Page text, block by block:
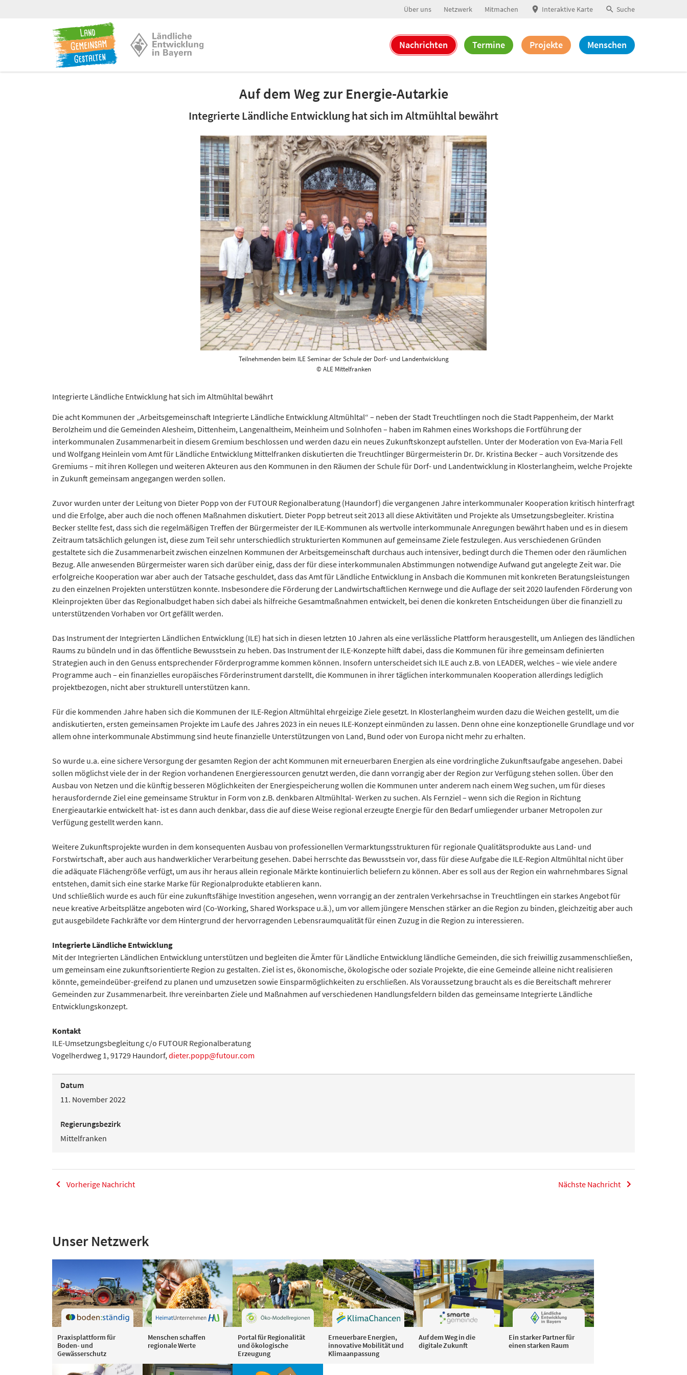
Über uns Netzwerk Mitmachen Interaktive Karte Suche
Nachrichten Termine Projekte Menschen
Auf dem Weg zur Energie-Autarkie
Integrierte Ländliche Entwicklung hat sich im Altmühltal bewährt
Teilnehmenden beim ILE Seminar der Schule der Dorf- und Landentwicklung
© ALE Mittelfranken
Integrierte Ländliche Entwicklung hat sich im Altmühltal bewährt
Die acht Kommunen der „Arbeitsgemeinschaft Integrierte Ländliche Entwicklung Altmühltal“ – neben der Stadt Treuchtlingen noch die Stadt Pappenheim, der Markt
Berolzheim und die Gemeinden Alesheim, Dittenheim, Langenaltheim, Meinheim und Solnhofen – haben im Rahmen eines Workshops die Fortführung der
interkommunalen Zusammenarbeit in diesem Gremium beschlossen und werden dazu ein neues Zukunftskonzept aufstellen. Unter der Moderation von Eva-Maria Fell
und Wolfgang Heinlein vom Amt für Ländliche Entwicklung Mittelfranken diskutierten die Treuchtlinger Bürgermeisterin Dr. Dr. Kristina Becker – auch Vorsitzende des
Gremiums – mit ihren Kollegen und weiteren Akteuren aus den Kommunen in den Räumen der Schule für Dorf- und Landentwicklung in Klosterlangheim, welche Projekte
in Zukunft gemeinsam angegangen werden sollen.
Zuvor wurden unter der Leitung von Dieter Popp von der FUTOUR Regionalberatung (Haundorf) die vergangenen Jahre interkommunaler Kooperation kritisch hinterfragt
und die Erfolge, aber auch die noch offenen Maßnahmen diskutiert. Dieter Popp betreut seit 2013 all diese Aktivitäten und Projekte als Umsetzungsbegleiter. Kristina
Becker stellte fest, dass sich die regelmäßigen Treffen der Bürgermeister der ILE-Kommunen als wertvolle interkommunale Anregungen bewährt haben und es in diesem
Zeitraum tatsächlich gelungen ist, diese zum Teil sehr unterschiedlich strukturierten Kommunen auf gemeinsame Ziele festzulegen. Aus verschiedenen Gründen
gestaltete sich die Zusammenarbeit zwischen einzelnen Kommunen der Arbeitsgemeinschaft durchaus auch intensiver, bedingt durch die Themen oder den räumlichen
Bezug. Alle anwesenden Bürgermeister waren sich darüber einig, dass der für diese interkommunalen Abstimmungen notwendige Aufwand gut angelegte Zeit war. Die
erfolgreiche Kooperation war aber auch der Tatsache geschuldet, dass das Amt für Ländliche Entwicklung in Ansbach die Kommunen mit konkreten Beratungsleistungen
zu den einzelnen Projekten unterstützen konnte. Insbesondere die Förderung der Landwirtschaftlichen Kernwege und die Auflage der seit 2020 laufenden Förderung von
Kleinprojekten über das Regionalbudget haben sich dabei als hilfreiche Gesamtmaßnahmen entwickelt, bei denen die konkreten Entscheidungen über die finanziell zu
unterstützenden Vorhaben vor Ort gefällt werden.
Das Instrument der Integrierten Ländlichen Entwicklung (ILE) hat sich in diesen letzten 10 Jahren als eine verlässliche Plattform herausgestellt, um Anliegen des ländlichen
Raums zu bündeln und in das öffentliche Bewusstsein zu heben. Das Instrument der ILE-Konzepte hilft dabei, dass die Kommunen für ihre gemeinsam definierten
Strategien auch in den Genuss entsprechender Förderprogramme kommen können. Insofern unterscheidet sich ILE auch z.B. von LEADER, welches – wie viele andere
Programme auch – ein finanzielles europäisches Förderinstrument darstellt, die Kommunen in ihrer täglichen interkommunalen Kooperation allerdings lediglich
projektbezogen, nicht aber strukturell unterstützen kann.
Für die kommenden Jahre haben sich die Kommunen der ILE-Region Altmühltal ehrgeizige Ziele gesetzt. In Klosterlangheim wurden dazu die Weichen gestellt, um die
andiskutierten, ersten gemeinsamen Projekte im Laufe des Jahres 2023 in ein neues ILE-Konzept einmünden zu lassen. Denn ohne eine konzeptionelle Grundlage und vor
allem ohne interkommunale Abstimmung sind heute finanzielle Unterstützungen von Land, Bund oder von Europa nicht mehr zu erhalten.
So wurde u.a. eine sichere Versorgung der gesamten Region der acht Kommunen mit erneuerbaren Energien als eine vordringliche Zukunftsaufgabe angesehen. Dabei
sollen möglichst viele der in der Region vorhandenen Energieressourcen genutzt werden, die dann vorrangig aber der Region zur Verfügung stehen sollen. Über den
Ausbau von Netzen und die künftig besseren Möglichkeiten der Energiespeicherung wollen die Kommunen unter anderem nach einem Weg suchen, um für dieses
herausfordernde Ziel eine gemeinsame Struktur in Form von z.B. denkbaren Altmühltal- Werken zu suchen. Als Fernziel – wenn sich die Region in Richtung
Energieautarkie entwickelt hat- ist es dann auch denkbar, dass die auf diese Weise regional erzeugte Energie für den Bedarf umliegender urbaner Metropolen zur
Verfügung gestellt werden kann.
Weitere Zukunftsprojekte wurden in dem konsequenten Ausbau von professionellen Vermarktungsstrukturen für regionale Qualitätsprodukte aus Land- und
Forstwirtschaft, aber auch aus handwerklicher Verarbeitung gesehen. Dabei herrschte das Bewusstsein vor, dass für diese Aufgabe die ILE-Region Altmühltal nicht über
die adäquate Flächengröße verfügt, um aus ihr heraus allein regionale Märkte kontinuierlich beliefern zu können. Aber es soll aus der Region ein wahrnehmbares Signal
entstehen, damit sich eine starke Marke für Regionalprodukte etablieren kann.
Und schließlich wurde es auch für eine zukunftsfähige Investition angesehen, wenn vorrangig an der zentralen Verkehrsachse in Treuchtlingen ein starkes Angebot für
neue kreative Arbeitsplätze angeboten wird (Co-Working, Shared Workspace u.ä.), um vor allem jüngere Menschen stärker an die Region zu binden, gleichzeitig aber auch
gut ausgebildete Fachkräfte vor dem Hintergrund der hervorragenden Lebensraumqualität für einen Zuzug in die Region zu interessieren.
Integrierte Ländliche Entwicklung
Mit der Integrierten Ländlichen Entwicklung unterstützen und begleiten die Ämter für Ländliche Entwicklung ländliche Gemeinden, die sich freiwillig zusammenschließen,
um gemeinsam eine zukunftsorientierte Region zu gestalten. Ziel ist es, ökonomische, ökologische oder soziale Projekte, die eine Gemeinde alleine nicht realisieren
könnte, gemeindeüber-greifend zu planen und umzusetzen sowie Einsparmöglichkeiten zu erschließen. Als Voraussetzung braucht als es die Bereitschaft mehrerer
Gemeinden zur Zusammenarbeit. Ihre vereinbarten Ziele und Maßnahmen auf verschiedenen Handlungsfeldern bilden das gemeinsame Integrierte Ländliche
Entwicklungskonzept.
Kontakt
ILE-Umsetzungsbegleitung c/o FUTOUR Regionalberatung
Vogelherdweg 1, 91729 Haundorf,dieter.popp@futour.com
Datum
11. November 2022
Regierungsbezirk
Mittelfranken
Vorherige Nachricht Nächste Nachricht
Unser Netzwerk
Praxisplattform für
Boden- und
Gewässerschutz
Menschen schaffen
regionale Werte
Portal für Regionalität
und ökologische
Erzeugung
Erneuerbare Energien,
innovative Mobilität und
Klimaanpassung
Auf dem Weg in die
digitale Zukunft
Ein starker Partner für
einen starken Raum